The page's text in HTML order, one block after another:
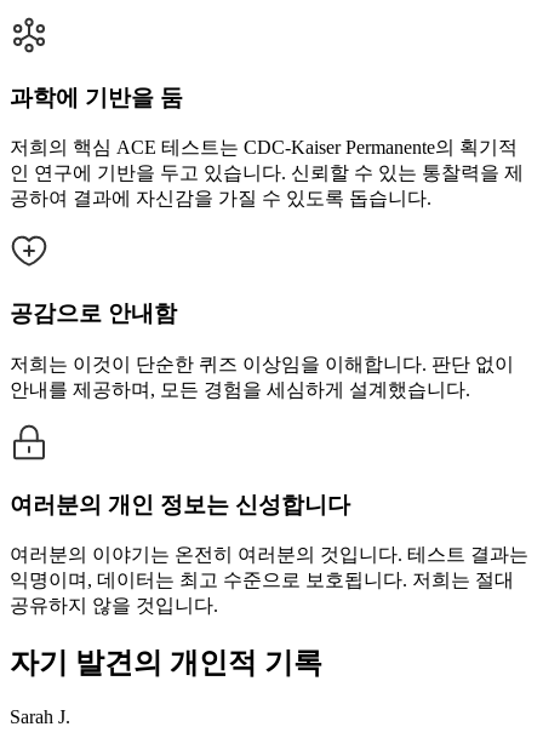
과학에 기반을 둠
저희의 핵심 ACE 테스트는 CDC-Kaiser Permanente의 획기적
인 연구에 기반을 두고 있습니다. 신뢰할 수 있는 통찰력을 제
공하여 결과에 자신감을 가질 수 있도록 돕습니다.
공감으로 안내함
저희는 이것이 단순한 퀴즈 이상임을 이해합니다. 판단 없이
안내를 제공하며, 모든 경험을 세심하게 설계했습니다.
여러분의 개인 정보는 신성합니다
여러분의 이야기는 온전히 여러분의 것입니다. 테스트 결과는
익명이며, 데이터는 최고 수준으로 보호됩니다. 저희는 절대
공유하지 않을 것입니다.
자기 발견의 개인적 기록
Sarah J.